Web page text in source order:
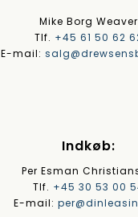
Mike Borg Weaver
Tlf. +45 61 50 62
E-mail:
Indkøb:
Per Esman
Tlf. +45 30 53 00
E-mail: